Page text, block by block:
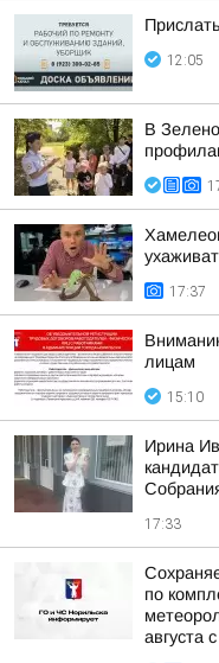
12:05
В
17:37
лицам
15:10
Ирина
17:33
по
августа